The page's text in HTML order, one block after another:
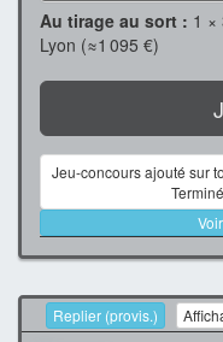
Au tirage au sort : 1 ×
Lyon (≈1 095 €)
Jeu-concours ajouté sur
Replier (provis.)